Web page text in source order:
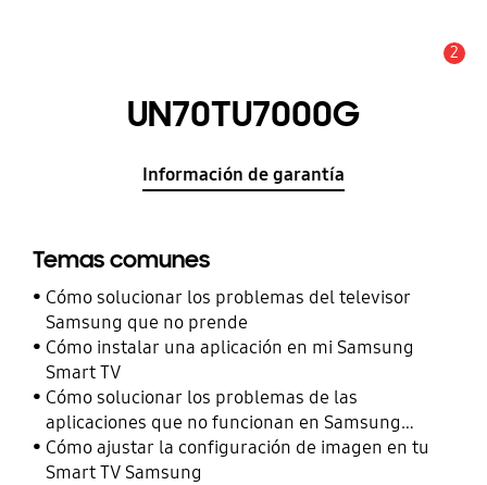
2
UN70TU7000G
Información de garantía
Temas comunes
Cómo solucionar los problemas del televisor
Samsung que no prende
Cómo instalar una aplicación en mi Samsung
Smart TV
Cómo solucionar los problemas de las
aplicaciones que no funcionan en Samsung
Smart TV
Cómo ajustar la configuración de imagen en tu
Smart TV Samsung